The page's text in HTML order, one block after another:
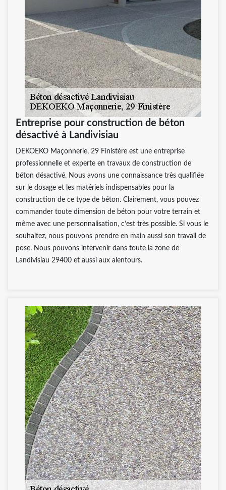
Entreprise pour construction de béton
désactivé à Landivisiau
DEKOEKO Maçonnerie, 29 Finistère est une entreprise
professionnelle et experte en travaux de construction de
béton désactivé. Nous avons une connaissance très qualifiée
sur le dosage et les matériels indispensables pour la
construction de ce type de béton. Clairement, vous pouvez
commander toute dimension de béton pour votre terrain et
même avec une personnalisation, c’est très possible. Si vous le
souhaitez, nous pouvons prendre en main aussi son travail de
pose. Nous pouvons intervenir dans toute la zone de
Landivisiau 29400 et aussi aux alentours.